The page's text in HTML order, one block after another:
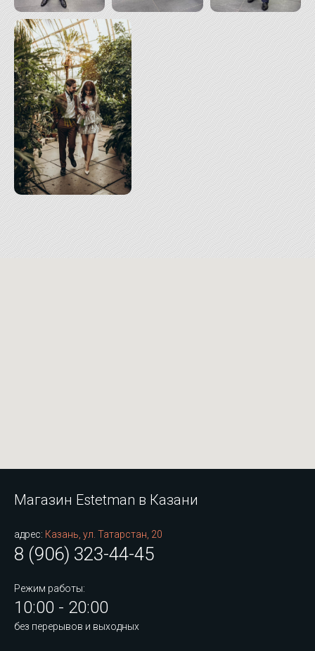
Магазин Estetman в Казани
адрес: Казань, ул. Татарстан, 20
8 (906) 323-44-45
Режим работы:
10:00 - 20:00
без перерывов и выходных